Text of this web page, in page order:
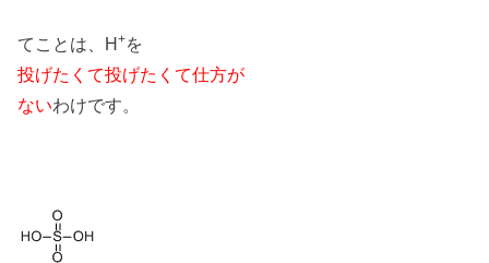
てことは、H+を
投げたくて投げたくて仕方が
ないわけです。